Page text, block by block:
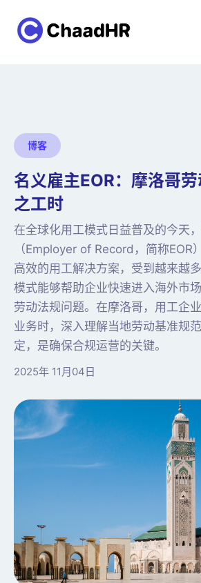
博客
名义雇主EOR：摩洛哥
之工时
在全球化用工模式日益普及的今天
（Employer of Record，简称EOR
高效的用工解决方案，受到越来越
模式能够帮助企业快速进入海外市
劳动法规问题。在摩洛哥，用工企
业务时，深入理解当地劳动基准规
定，是确保合规运营的关键。
2025年 11月04日